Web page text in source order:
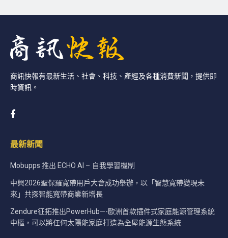
商訊快報有最新生活、社會、科技、產經及各種消費新聞，提供即
時資訊。
最新新聞
Mobupps 推出 ECHO AI – 自我學習機制
中興2026聖保羅寬帶用戶大會成功舉辦，以「智慧寬帶變現未
來」共探智能寬帶商業新增長
Zendure征拓推出PowerHub—-歐洲首款插件式家庭能源管理系統
中樞，可以將任何太陽能家庭打造為全屋能源生態系統